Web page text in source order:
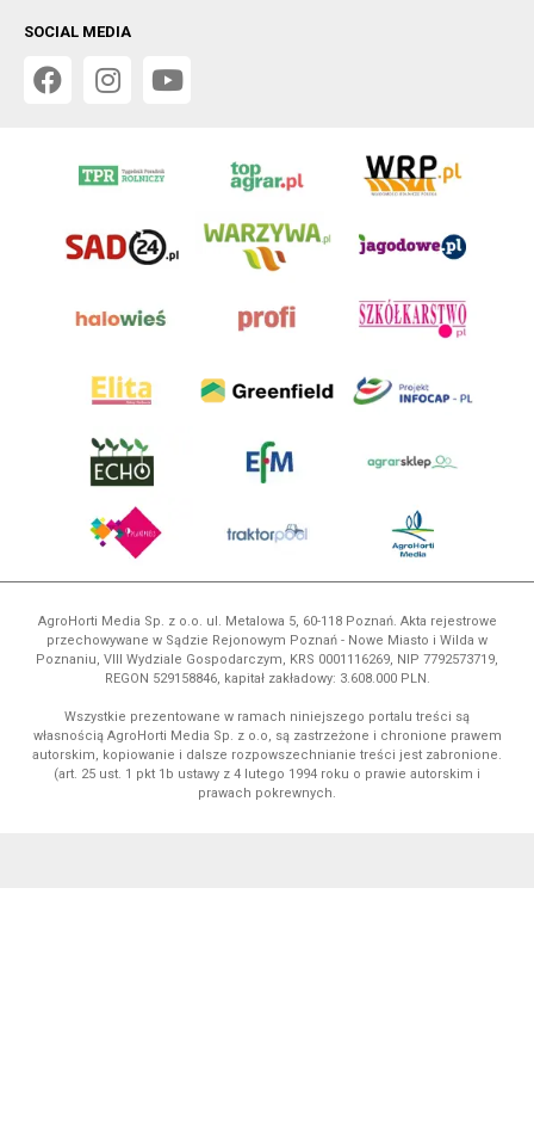
SOCIAL MEDIA
AgroHorti Media Sp. z o.o. ul. Metalowa 5, 60-118 Poznań. Akta rejestrowe
przechowywane w Sądzie Rejonowym Poznań - Nowe Miasto i Wilda w
Poznaniu, VIII Wydziale Gospodarczym, KRS 0001116269, NIP 7792573719,
REGON 529158846, kapitał zakładowy: 3.608.000 PLN.
Wszystkie prezentowane w ramach niniejszego portalu treści są
własnością AgroHorti Media Sp. z o.o, są zastrzeżone i chronione prawem
autorskim, kopiowanie i dalsze rozpowszechnianie treści jest zabronione.
(art. 25 ust. 1 pkt 1b ustawy z 4 lutego 1994 roku o prawie autorskim i
prawach pokrewnych.